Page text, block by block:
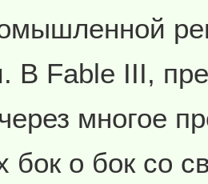
В Fable III,
многое
бок о бок со